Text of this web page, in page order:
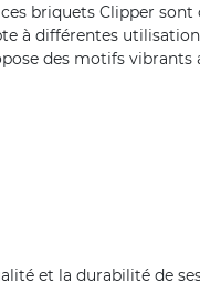
briquets Clipper
à différentes
des motifs
et la durabilité de